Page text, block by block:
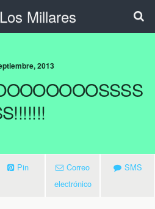
Millares
2013
Pin
Correo
electrónico
SMS